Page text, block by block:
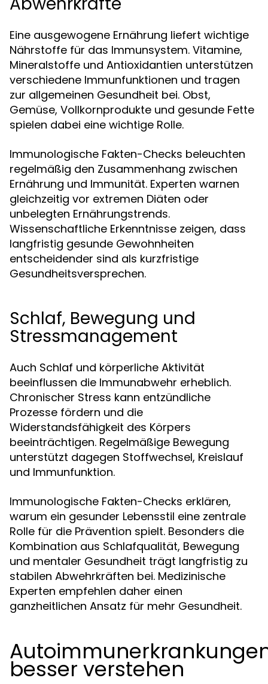
Eine ausgewogene Ernährung liefert wichtige
Nährstoffe für das Immunsystem. Vitamine,
Mineralstoffe und Antioxidantien unterstützen
verschiedene Immunfunktionen und tragen
zur allgemeinen Gesundheit bei. Obst,
Gemüse, Vollkornprodukte und gesunde Fette
spielen dabei eine wichtige Rolle.
Immunologische Fakten-Checks beleuchten
regelmäßig den Zusammenhang zwischen
Ernährung und Immunität. Experten warnen
gleichzeitig vor extremen Diäten oder
unbelegten Ernährungstrends.
Wissenschaftliche Erkenntnisse zeigen, dass
langfristig gesunde Gewohnheiten
entscheidender sind als kurzfristige
Gesundheitsversprechen.
Schlaf, Bewegung und
Stressmanagement
Auch Schlaf und körperliche Aktivität
beeinflussen die Immunabwehr erheblich.
Chronischer Stress kann entzündliche
Prozesse fördern und die
Widerstandsfähigkeit des Körpers
beeinträchtigen. Regelmäßige Bewegung
unterstützt dagegen Stoffwechsel, Kreislauf
und Immunfunktion.
Immunologische Fakten-Checks erklären,
warum ein gesunder Lebensstil eine zentrale
Rolle für die Prävention spielt. Besonders die
Kombination aus Schlafqualität, Bewegung
und mentaler Gesundheit trägt langfristig zu
stabilen Abwehrkräften bei. Medizinische
Experten empfehlen daher einen
ganzheitlichen Ansatz für mehr Gesundheit.
besser verstehen